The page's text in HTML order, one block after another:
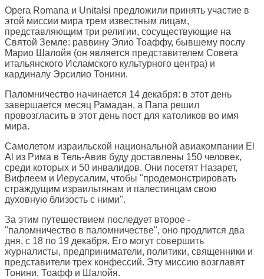
Opera Romana и Unitalsi предложили принять участие в
этой миссии мира трем известным лицам,
представляющим три религии, сосуществующие на
Святой Земле: раввину Элио Тоаффу, бывшему послу
Марио Шалойя (он является представителем Совета
итальянского Исламского культурного центра) и
кардиналу Эрсилио Тонини.
Паломничество начинается 14 декабря: в этот день
завершается месяц Рамадан, а Папа решил
провозгласить в этот день пост для католиков во имя
мира.
Самолетом израильской национальной авиакомпании El
Al из Рима в Тель-Авив буду доставлены 150 человек,
среди которых и 50 инвалидов. Они посетят Назарет,
Вифлеем и Иерусалим, чтобы "продемонстрировать
страждущим израильтянам и палестинцам свою
духовную близость с ними".
За этим путешествием последует второе -
"паломничество в паломничестве", оно продлится два
дня, с 18 по 19 декабря. Его могут совершить
журналисты, предприниматели, политики, священники и
представители трех конфессий. Эту миссию возглавят
Тонини, Тоафф и Шалойя.